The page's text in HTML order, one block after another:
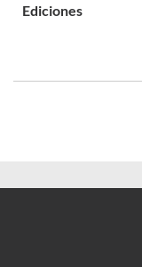
Ediciones